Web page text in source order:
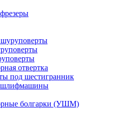
отвертка
под шестигранник
шлифмашины
болгарки (УШМ)